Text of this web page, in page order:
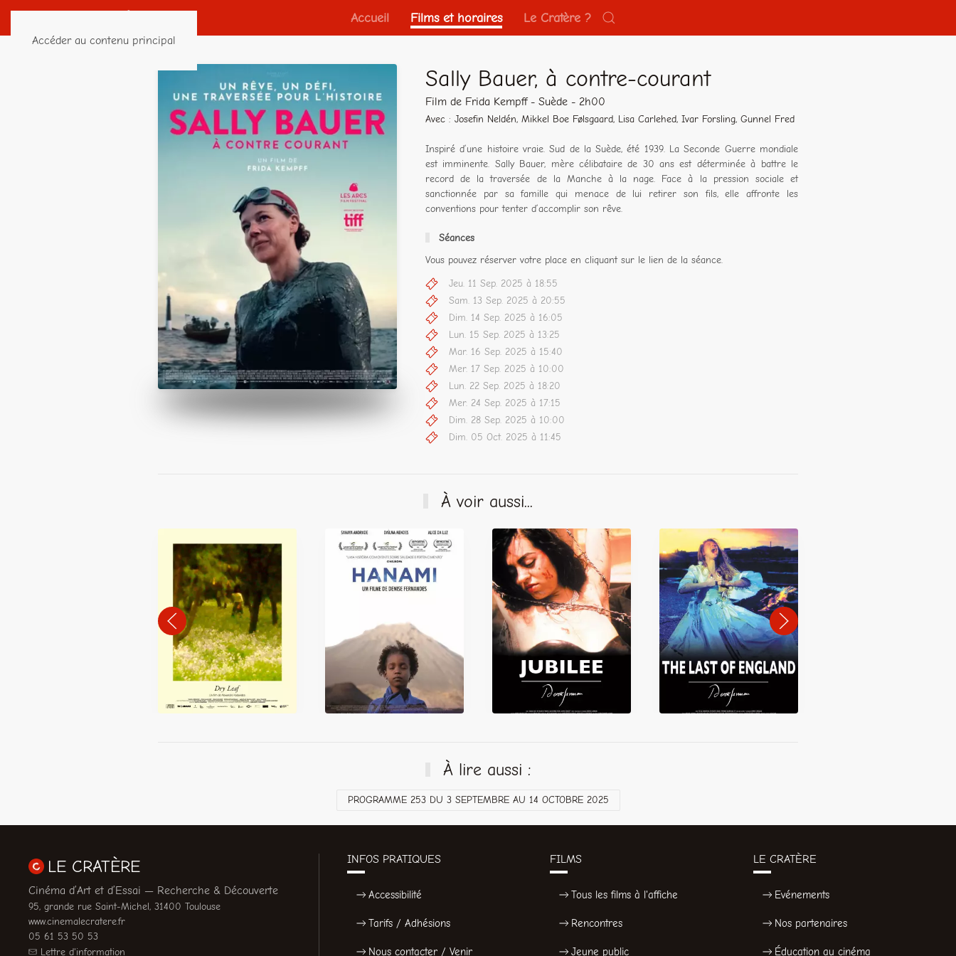
Accéder au contenu principal
Accueil Films et horaires Le Cratère ?
Sally Bauer, à contre-courant
Film de Frida Kempff - Suède - 2h00
Avec : Josefin Neldén, Mikkel Boe Følsgaard, Lisa Carlehed, Ivar Forsling, Gunnel Fred
Inspiré d’une histoire vraie. Sud de la Suède, été 1939. La Seconde Guerre mondiale
est imminente. Sally Bauer, mère célibataire de 30 ans est déterminée à battre le
record de la traversée de la Manche à la nage. Face à la pression sociale et
sanctionnée par sa famille qui menace de lui retirer son fils, elle affronte les
conventions pour tenter d’accomplir son rêve.
Séances
Vous pouvez réserver votre place en cliquant sur le lien de la séance.
Jeu. 11 Sep. 2025 à 18:55
Sam. 13 Sep. 2025 à 20:55
Dim. 14 Sep. 2025 à 16:05
Lun. 15 Sep. 2025 à 13:25
Mar. 16 Sep. 2025 à 15:40
Mer. 17 Sep. 2025 à 10:00
Lun. 22 Sep. 2025 à 18:20
Mer. 24 Sep. 2025 à 17:15
Dim. 28 Sep. 2025 à 10:00
Dim. 05 Oct. 2025 à 11:45
À voir aussi...
À lire aussi :
PROGRAMME 253 DU 3 SEPTEMBRE AU 14 OCTOBRE 2025
LE CRATÈRE
Cinéma d’Art et d’Essai — Recherche & Découverte
95, grande rue Saint-Michel, 31400 Toulouse
www.cinemalecratere.fr
05 61 53 50 53
Lettre d'information
INFOS PRATIQUES
Accessibilité
Tarifs / Adhésions
Nous contacter / Venir
FILMS
Tous les films à l'affiche
Rencontres
Jeune public
LE CRATÈRE
Evénements
Nos partenaires
Éducation au cinéma